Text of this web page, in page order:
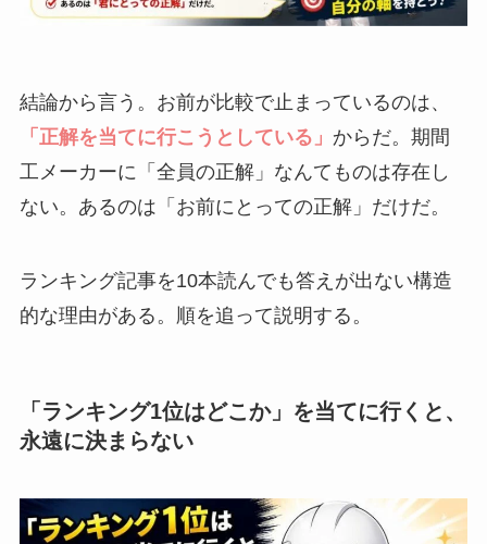
結論から言う。お前が比較で止まっているのは、
「正解を当てに行こうとしている」 からだ。期間
工メーカーに「全員の正解」なんてものは存在し
ない。あるのは「お前にとっての正解」だけだ。
ランキング記事を10本読んでも答えが出ない構造
的な理由がある。順を追って説明する。
「ランキング1位はどこか」を当てに行くと、
永遠に決まらない